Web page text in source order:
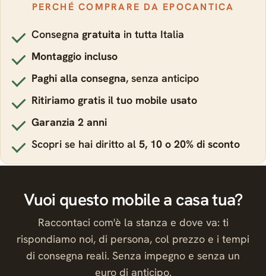
PERCHÉ COMPRARE DA EPOCANTICA
Consegna gratuita in tutta Italia
Montaggio incluso
Paghi alla consegna, senza anticipo
Ritiriamo gratis il tuo mobile usato
Garanzia 2 anni
Scopri se hai diritto al 5, 10 o 20% di sconto
Vuoi questo mobile a casa tua?
Raccontaci com'è la stanza e dove va: ti
rispondiamo noi, di persona, col prezzo e i tempi
di consegna reali. Senza impegno e senza un
euro di anticipo.